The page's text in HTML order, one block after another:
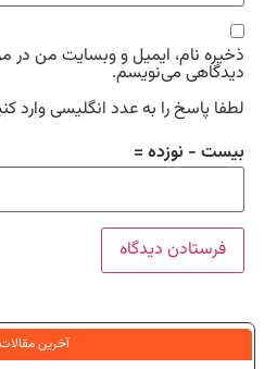
ذخیره نام، ایمیل و وبسایت من در
دیدگاهی می‌نویسم.
لطفا پاسخ را به عدد انگلیسی وارد
بیست − نوزده =
آخرین مقالات